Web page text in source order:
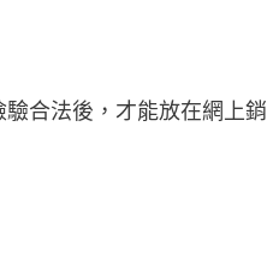
合法後，才能放在網上銷